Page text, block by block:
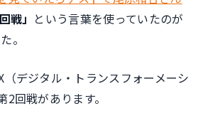
戦」 という言葉を使っていたのが
。
デジタル・トランスフォーメーシ
回戦があります。